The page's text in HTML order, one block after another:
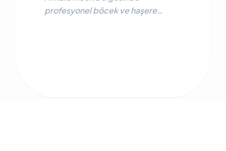
profesyonel böcek ve haşere